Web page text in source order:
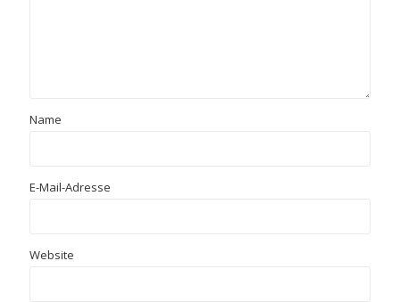
Name
E-Mail-Adresse
Website